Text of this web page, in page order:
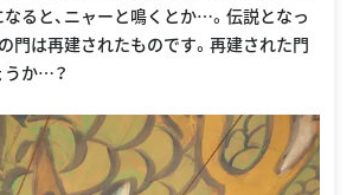
ると、ニャーと鳴くとか…。伝説となっ
門は再建されたものです。再建された門
うか…？